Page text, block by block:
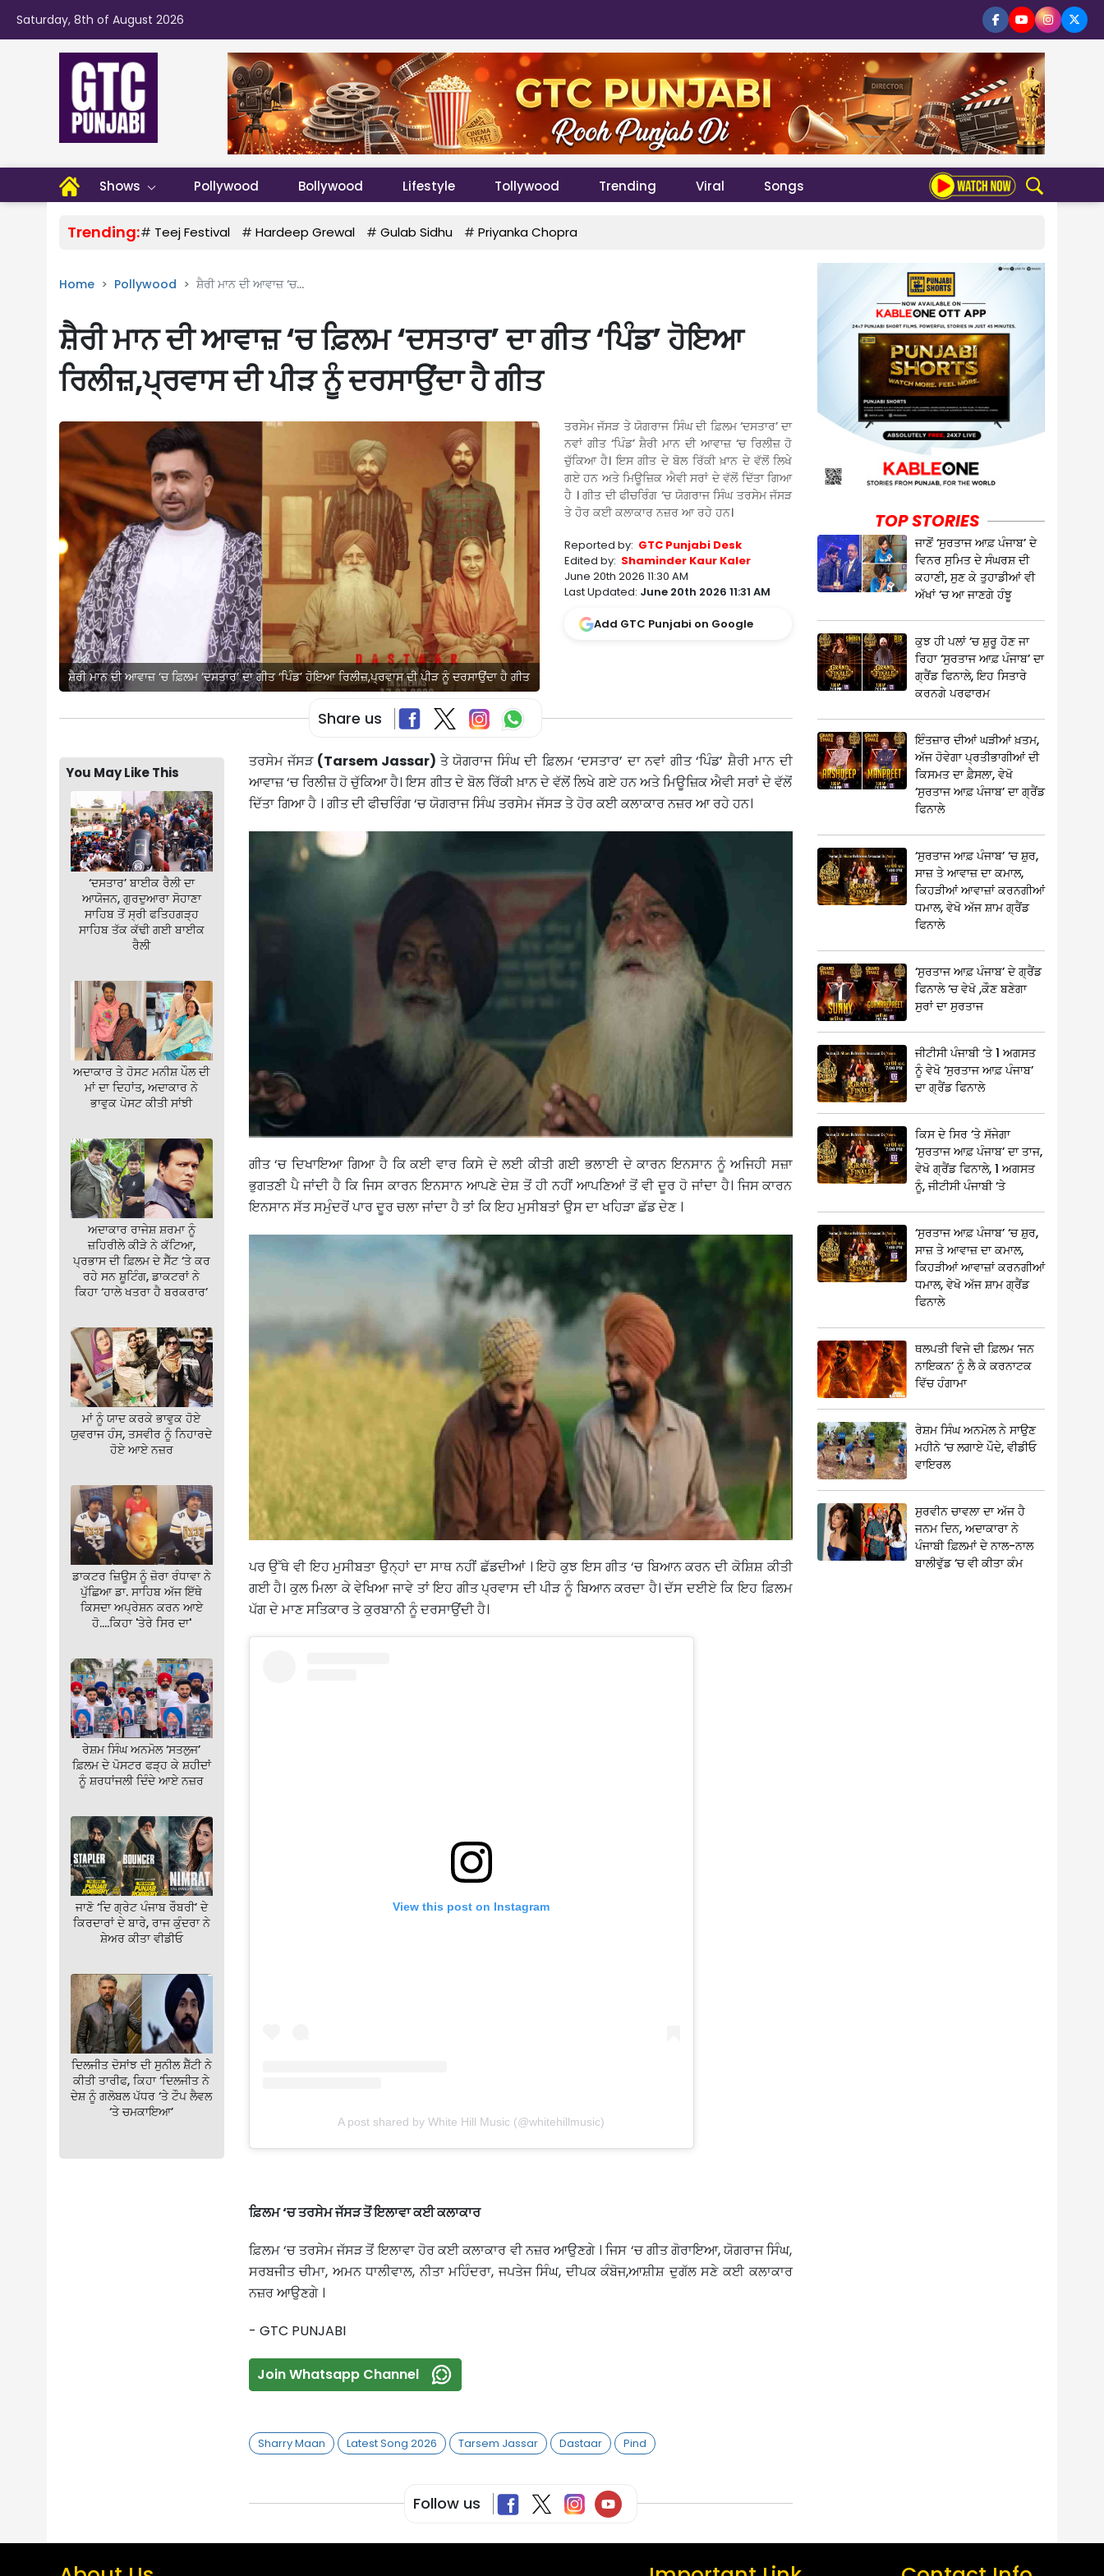
Saturday, 8th of August 2026
Shows Pollywood Bollywood Lifestyle Tollywood Trending Viral Songs
Trending:# Teej Festival # Hardeep Grewal # Gulab Sidhu # Priyanka Chopra
Home Pollywood ਸ਼ੈਰੀ ਮਾਨ ਦੀ ਆਵਾਜ਼ ‘ਚ...
ਸ਼ੈਰੀ ਮਾਨ ਦੀ ਆਵਾਜ਼ ‘ਚ ਫ਼ਿਲਮ ‘ਦਸਤਾਰ’ ਦਾ ਗੀਤ ‘ਪਿੰਡ’ ਹੋਇਆ
ਰਿਲੀਜ਼,ਪ੍ਰਵਾਸ ਦੀ ਪੀੜ ਨੂੰ ਦਰਸਾਉਂਦਾ ਹੈ ਗੀਤ
ਸ਼ੈਰੀ ਮਾਨ ਦੀ ਆਵਾਜ਼ ‘ਚ ਫ਼ਿਲਮ ‘ਦਸਤਾਰ’ ਦਾ ਗੀਤ ‘ਪਿੰਡ’ ਹੋਇਆ ਰਿਲੀਜ਼,ਪ੍ਰਵਾਸ ਦੀ ਪੀੜ ਨੂੰ ਦਰਸਾਉਂਦਾ ਹੈ ਗੀਤ
ਤਰਸੇਮ ਜੱਸੜ ਤੇ ਯੋਗਰਾਜ ਸਿੰਘ ਦੀ ਫ਼ਿਲਮ ‘ਦਸਤਾਰ’ ਦਾ
ਨਵਾਂ ਗੀਤ ‘ਪਿੰਡ’ ਸ਼ੈਰੀ ਮਾਨ ਦੀ ਆਵਾਜ਼ ‘ਚ ਰਿਲੀਜ਼ ਹੋ
ਚੁੱਕਿਆ ਹੈ। ਇਸ ਗੀਤ ਦੇ ਬੋਲ ਰਿੱਕੀ ਖ਼ਾਨ ਦੇ ਵੱਲੋਂ ਲਿਖੇ
ਗਏ ਹਨ ਅਤੇ ਮਿਊਜ਼ਿਕ ਐਵੀ ਸਰਾਂ ਦੇ ਵੱਲੋਂ ਦਿੱਤਾ ਗਿਆ
ਹੈ । ਗੀਤ ਦੀ ਫੀਚਰਿੰਗ ‘ਚ ਯੋਗਰਾਜ ਸਿੰਘ ਤਰਸੇਮ ਜੱਸੜ
ਤੇ ਹੋਰ ਕਈ ਕਲਾਕਾਰ ਨਜ਼ਰ ਆ ਰਹੇ ਹਨ।
Reported by: GTC Punjabi Desk
Edited by: Shaminder Kaur Kaler
June 20th 2026 11:30 AM
Last Updated: June 20th 2026 11:31 AM
Add GTC Punjabi on Google
Share us
You May Like This
‘ਦਸਤਾਰ’ ਬਾਈਕ ਰੈਲੀ ਦਾ
ਆਯੋਜਨ, ਗੁਰਦੁਆਰਾ ਸੋਹਾਣਾ
ਸਾਹਿਬ ਤੋਂ ਸ੍ਰੀ ਫਤਿਹਗੜ੍ਹ
ਸਾਹਿਬ ਤੱਕ ਕੱਢੀ ਗਈ ਬਾਈਕ
ਰੈਲੀ
ਅਦਾਕਾਰ ਤੇ ਹੋਸਟ ਮਨੀਸ਼ ਪੌਲ ਦੀ
ਮਾਂ ਦਾ ਦਿਹਾਂਤ, ਅਦਾਕਾਰ ਨੇ
ਭਾਵੁਕ ਪੋਸਟ ਕੀਤੀ ਸਾਂਝੀ
ਅਦਾਕਾਰ ਰਾਜੇਸ਼ ਸ਼ਰਮਾ ਨੂੰ
ਜ਼ਹਿਰੀਲੇ ਕੀੜੇ ਨੇ ਕੱਟਿਆ,
ਪ੍ਰਭਾਸ ਦੀ ਫ਼ਿਲਮ ਦੇ ਸੈੱਟ ‘ਤੇ ਕਰ
ਰਹੇ ਸਨ ਸ਼ੂਟਿੰਗ, ਡਾਕਟਰਾਂ ਨੇ
ਕਿਹਾ ‘ਹਾਲੇ ਖਤਰਾ ਹੈ ਬਰਕਰਾਰ’
ਮਾਂ ਨੂੰ ਯਾਦ ਕਰਕੇ ਭਾਵੁਕ ਹੋਏ
ਯੁਵਰਾਜ ਹੰਸ, ਤਸਵੀਰ ਨੂੰ ਨਿਹਾਰਦੇ
ਹੋਏ ਆਏ ਨਜ਼ਰ
ਡਾਕਟਰ ਜ਼ਿਊਸ ਨੂੰ ਜ਼ੋਰਾ ਰੰਧਾਵਾ ਨੇ
ਪੁੱਛਿਆ ਡਾ. ਸਾਹਿਬ ਅੱਜ ਇੱਥੇ
ਕਿਸਦਾ ਅਪ੍ਰੇਸ਼ਨ ਕਰਨ ਆਏ
ਹੋ….ਕਿਹਾ 'ਤੇਰੇ ਸਿਰ ਦਾ'
ਰੇਸ਼ਮ ਸਿੰਘ ਅਨਮੋਲ ‘ਸਤਲੁਜ’
ਫ਼ਿਲਮ ਦੇ ਪੋਸਟਰ ਫੜ੍ਹ ਕੇ ਸ਼ਹੀਦਾਂ
ਨੂੰ ਸ਼ਰਧਾਂਜਲੀ ਦਿੰਦੇ ਆਏ ਨਜ਼ਰ
ਜਾਣੋ ‘ਦਿ ਗ੍ਰੇਟ ਪੰਜਾਬ ਰੌਬਰੀ’ ਦੇ
ਕਿਰਦਾਰਾਂ ਦੇ ਬਾਰੇ, ਰਾਜ ਕੁੰਦਰਾ ਨੇ
ਸ਼ੇਅਰ ਕੀਤਾ ਵੀਡੀਓ
ਦਿਲਜੀਤ ਦੋਸਾਂਝ ਦੀ ਸੁਨੀਲ ਸ਼ੈੱਟੀ ਨੇ
ਕੀਤੀ ਤਾਰੀਫ, ਕਿਹਾ ‘ਦਿਲਜੀਤ ਨੇ
ਦੇਸ਼ ਨੂੰ ਗਲੋਬਲ ਪੱਧਰ ‘ਤੇ ਟੌਪ ਲੈਵਲ
‘ਤੇ ਚਮਕਾਇਆ’
ਤਰਸੇਮ ਜੱਸੜ(Tarsem Jassar) ਤੇ ਯੋਗਰਾਜ ਸਿੰਘ ਦੀ ਫ਼ਿਲਮ ‘ਦਸਤਾਰ’ ਦਾ ਨਵਾਂ ਗੀਤ ‘ਪਿੰਡ’ ਸ਼ੈਰੀ ਮਾਨ ਦੀ
ਆਵਾਜ਼ ‘ਚ ਰਿਲੀਜ਼ ਹੋ ਚੁੱਕਿਆ ਹੈ। ਇਸ ਗੀਤ ਦੇ ਬੋਲ ਰਿੱਕੀ ਖ਼ਾਨ ਦੇ ਵੱਲੋਂ ਲਿਖੇ ਗਏ ਹਨ ਅਤੇ ਮਿਊਜ਼ਿਕ ਐਵੀ ਸਰਾਂ ਦੇ ਵੱਲੋਂ
ਦਿੱਤਾ ਗਿਆ ਹੈ । ਗੀਤ ਦੀ ਫੀਚਰਿੰਗ ‘ਚ ਯੋਗਰਾਜ ਸਿੰਘ ਤਰਸੇਮ ਜੱਸੜ ਤੇ ਹੋਰ ਕਈ ਕਲਾਕਾਰ ਨਜ਼ਰ ਆ ਰਹੇ ਹਨ।
ਗੀਤ ‘ਚ ਦਿਖਾਇਆ ਗਿਆ ਹੈ ਕਿ ਕਈ ਵਾਰ ਕਿਸੇ ਦੇ ਲਈ ਕੀਤੀ ਗਈ ਭਲਾਈ ਦੇ ਕਾਰਨ ਇਨਸਾਨ ਨੂੰ ਅਜਿਹੀ ਸਜ਼ਾ
ਭੁਗਤਣੀ ਪੈ ਜਾਂਦੀ ਹੈ ਕਿ ਜਿਸ ਕਾਰਨ ਇਨਸਾਨ ਆਪਣੇ ਦੇਸ਼ ਤੋਂ ਹੀ ਨਹੀਂ ਆਪਣਿਆਂ ਤੋਂ ਵੀ ਦੂਰ ਹੋ ਜਾਂਦਾ ਹੈ। ਜਿਸ ਕਾਰਨ
ਇਨਸਾਨ ਸੱਤ ਸਮੁੰਦਰੋਂ ਪਾਰ ਦੂਰ ਚਲਾ ਜਾਂਦਾ ਹੈ ਤਾਂ ਕਿ ਇਹ ਮੁਸੀਬਤਾਂ ਉਸ ਦਾ ਖਹਿੜਾ ਛੱਡ ਦੇਣ ।
ਪਰ ਉੱਥੇ ਵੀ ਇਹ ਮੁਸੀਬਤਾ ਉਨ੍ਹਾਂ ਦਾ ਸਾਥ ਨਹੀਂ ਛੱਡਦੀਆਂ । ਇਹੋ ਕੁਝ ਇਸ ਗੀਤ ‘ਚ ਬਿਆਨ ਕਰਨ ਦੀ ਕੋਸ਼ਿਸ਼ ਕੀਤੀ
ਗਈ ਹੈ। ਕੁਲ ਮਿਲਾ ਕੇ ਵੇਖਿਆ ਜਾਵੇ ਤਾਂ ਇਹ ਗੀਤ ਪ੍ਰਵਾਸ ਦੀ ਪੀੜ ਨੂੰ ਬਿਆਨ ਕਰਦਾ ਹੈ। ਦੱਸ ਦਈਏ ਕਿ ਇਹ ਫ਼ਿਲਮ
ਪੱਗ ਦੇ ਮਾਣ ਸਤਿਕਾਰ ਤੇ ਕੁਰਬਾਨੀ ਨੂੰ ਦਰਸਾਉਂਦੀ ਹੈ।
View this post on Instagram
A post shared by White Hill Music (@whitehillmusic)
ਫ਼ਿਲਮ ‘ਚ ਤਰਸੇਮ ਜੱਸੜ ਤੋਂ ਇਲਾਵਾ ਕਈ ਕਲਾਕਾਰ
ਫ਼ਿਲਮ ‘ਚ ਤਰਸੇਮ ਜੱਸੜ ਤੋਂ ਇਲਾਵਾ ਹੋਰ ਕਈ ਕਲਾਕਾਰ ਵੀ ਨਜ਼ਰ ਆਉਣਗੇ । ਜਿਸ ‘ਚ ਗੀਤ ਗੋਰਾਇਆ, ਯੋਗਰਾਜ ਸਿੰਘ,
ਸਰਬਜੀਤ ਚੀਮਾ, ਅਮਨ ਧਾਲੀਵਾਲ, ਨੀਤਾ ਮਹਿੰਦਰਾ, ਜਪਤੇਜ ਸਿੰਘ, ਦੀਪਕ ਕੰਬੋਜ,ਆਸ਼ੀਸ਼ ਦੁਗੱਲ ਸਣੇ ਕਈ ਕਲਾਕਾਰ
ਨਜ਼ਰ ਆਉਣਗੇ ।
- GTC PUNJABI
Join Whatsapp Channel
Sharry Maan Latest Song 2026 Tarsem Jassar Dastaar Pind
Follow us
TOP STORIES
ਜਾਣੋਂ ‘ਸੁਰਤਾਜ ਆਫ਼ ਪੰਜਾਬ’ ਦੇ
ਵਿਨਰ ਸੁਮਿਤ ਦੇ ਸੰਘਰਸ਼ ਦੀ
ਕਹਾਣੀ, ਸੁਣ ਕੇ ਤੁਹਾਡੀਆਂ ਵੀ
ਅੱਖਾਂ ‘ਚ ਆ ਜਾਣਗੇ ਹੰਝੂ
ਕੁਝ ਹੀ ਪਲਾਂ ‘ਚ ਸ਼ੁਰੂ ਹੋਣ ਜਾ
ਰਿਹਾ ‘ਸੁਰਤਾਜ ਆਫ਼ ਪੰਜਾਬ’ ਦਾ
ਗ੍ਰੈਂਡ ਫਿਨਾਲੇ, ਇਹ ਸਿਤਾਰੇ
ਕਰਨਗੇ ਪਰਫਾਰਮ
ਇੰਤਜ਼ਾਰ ਦੀਆਂ ਘੜੀਆਂ ਖ਼ਤਮ,
ਅੱਜ ਹੋਵੇਗਾ ਪ੍ਰਤੀਭਾਗੀਆਂ ਦੀ
ਕਿਸਮਤ ਦਾ ਫ਼ੈਸਲਾ, ਵੇਖੋ
‘ਸੁਰਤਾਜ ਆਫ਼ ਪੰਜਾਬ’ ਦਾ ਗ੍ਰੈਂਡ
ਫਿਨਾਲੇ
‘ਸੁਰਤਾਜ ਆਫ਼ ਪੰਜਾਬ’ ‘ਚ ਸ਼ੁਰ,
ਸਾਜ਼ ਤੇ ਆਵਾਜ਼ ਦਾ ਕਮਾਲ,
ਕਿਹੜੀਆਂ ਆਵਾਜ਼ਾਂ ਕਰਨਗੀਆਂ
ਧਮਾਲ, ਵੇਖੋ ਅੱਜ ਸ਼ਾਮ ਗ੍ਰੈਂਡ
ਫਿਨਾਲੇ
‘ਸੁਰਤਾਜ ਆਫ਼ ਪੰਜਾਬ’ ਦੇ ਗ੍ਰੈਂਡ
ਫਿਨਾਲੇ ‘ਚ ਵੇਖੋ ,ਕੌਣ ਬਣੇਗਾ
ਸੁਰਾਂ ਦਾ ਸੁਰਤਾਜ
ਜੀਟੀਸੀ ਪੰਜਾਬੀ ‘ਤੇ 1 ਅਗਸਤ
ਨੂੰ ਵੇਖੋ ‘ਸੁਰਤਾਜ ਆਫ਼ ਪੰਜਾਬ’
ਦਾ ਗ੍ਰੈਂਡ ਫਿਨਾਲੇ
ਕਿਸ ਦੇ ਸਿਰ ‘ਤੇ ਸੱਜੇਗਾ
‘ਸੁਰਤਾਜ ਆਫ਼ ਪੰਜਾਬ’ ਦਾ ਤਾਜ,
ਵੇਖੋ ਗ੍ਰੈਂਡ ਫਿਨਾਲੇ, 1 ਅਗਸਤ
ਨੂੰ, ਜੀਟੀਸੀ ਪੰਜਾਬੀ ‘ਤੇ
‘ਸੁਰਤਾਜ ਆਫ਼ ਪੰਜਾਬ’ ‘ਚ ਸ਼ੁਰ,
ਸਾਜ਼ ਤੇ ਆਵਾਜ਼ ਦਾ ਕਮਾਲ,
ਕਿਹੜੀਆਂ ਆਵਾਜ਼ਾਂ ਕਰਨਗੀਆਂ
ਧਮਾਲ, ਵੇਖੋ ਅੱਜ ਸ਼ਾਮ ਗ੍ਰੈਂਡ
ਫਿਨਾਲੇ
ਥਲਪਤੀ ਵਿਜੇ ਦੀ ਫ਼ਿਲਮ ‘ਜਨ
ਨਾਇਕਨ’ ਨੂੰ ਲੈ ਕੇ ਕਰਨਾਟਕ
ਵਿੱਚ ਹੰਗਾਮਾ
ਰੇਸ਼ਮ ਸਿੰਘ ਅਨਮੋਲ ਨੇ ਸਾਉਣ
ਮਹੀਨੇ ‘ਚ ਲਗਾਏ ਪੌਦੇ, ਵੀਡੀਓ
ਵਾਇਰਲ
ਸੁਰਵੀਨ ਚਾਵਲਾ ਦਾ ਅੱਜ ਹੈ
ਜਨਮ ਦਿਨ, ਅਦਾਕਾਰਾ ਨੇ
ਪੰਜਾਬੀ ਫ਼ਿਲਮਾਂ ਦੇ ਨਾਲ-ਨਾਲ
ਬਾਲੀਵੁੱਡ ‘ਚ ਵੀ ਕੀਤਾ ਕੰਮ